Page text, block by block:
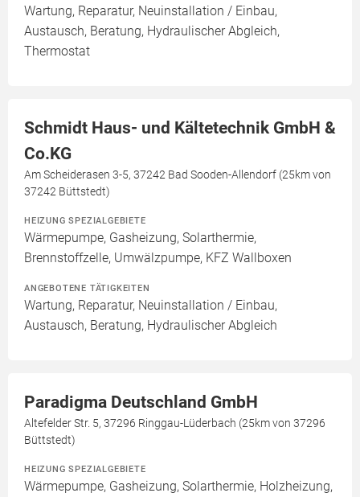
Wartung, Reparatur, Neuinstallation / Einbau,
Austausch, Beratung, Hydraulischer Abgleich,
Thermostat
Schmidt Haus- und Kältetechnik GmbH &
Co.KG
Am Scheiderasen 3-5, 37242 Bad Sooden-Allendorf (25km von
37242 Büttstedt)
HEIZUNG SPEZIALGEBIETE
Wärmepumpe, Gasheizung, Solarthermie,
Brennstoffzelle, Umwälzpumpe, KFZ Wallboxen
ANGEBOTENE TÄTIGKEITEN
Wartung, Reparatur, Neuinstallation / Einbau,
Austausch, Beratung, Hydraulischer Abgleich
Paradigma Deutschland GmbH
Altefelder Str. 5, 37296 Ringgau-Lüderbach (25km von 37296
Büttstedt)
HEIZUNG SPEZIALGEBIETE
Wärmepumpe, Gasheizung, Solarthermie, Holzheizung,